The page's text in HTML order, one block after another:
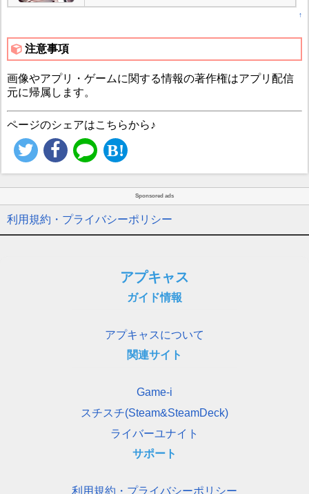
↑
注意事項
画像やアプリ・ゲームに関する情報の著作権はアプリ配信
元に帰属します。
ページのシェアはこちらから♪
Sponsored ads
利用規約・プライバシーポリシー
アプキャス
ガイド情報
アプキャスについて
関連サイト
Game-i
スチスチ(Steam&SteamDeck)
ライバーユナイト
サポート
利用規約・プライバシーポリシー